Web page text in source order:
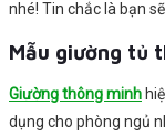
nhé! Tin chắc là bạn
Mẫu giường tủ
Giường thông minh
dụng cho phòng ngủ